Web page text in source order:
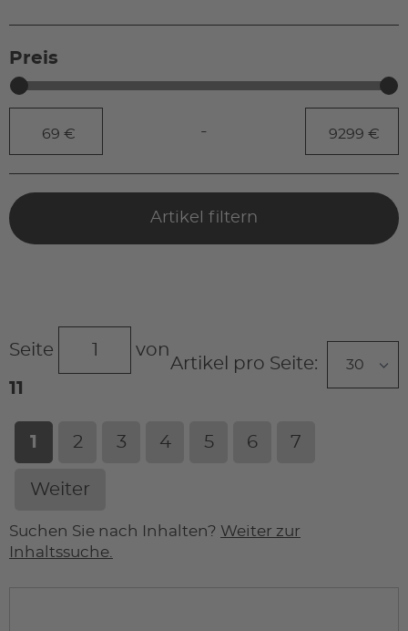
Preis
-
Artikel filtern
Seite von
11
Artikel pro Seite:
1 2 3 4 5 6 7
Weiter
Suchen Sie nach Inhalten? Weiter zur
Inhaltssuche.